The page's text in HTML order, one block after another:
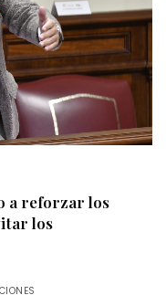
a reforzar los
los